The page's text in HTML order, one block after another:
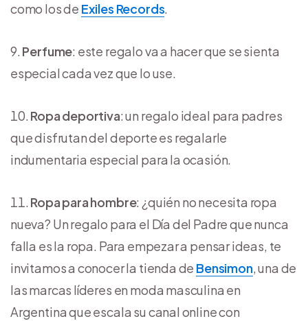
como los de Exiles Records.
Perfume: este regalo va a hacer que se sienta
especial cada vez que lo use.
Ropa deportiva: un regalo ideal para padres
que disfrutan del deporte es regalarle
indumentaria especial para la ocasión.
Ropa para hombre: ¿quién no necesita ropa
nueva? Un regalo para el Día del Padre que nunca
falla es la ropa. Para empezar a pensar ideas, te
invitamos a conocer la tienda de Bensimon, una de
las marcas líderes en moda masculina en
Argentina que escala su canal online con